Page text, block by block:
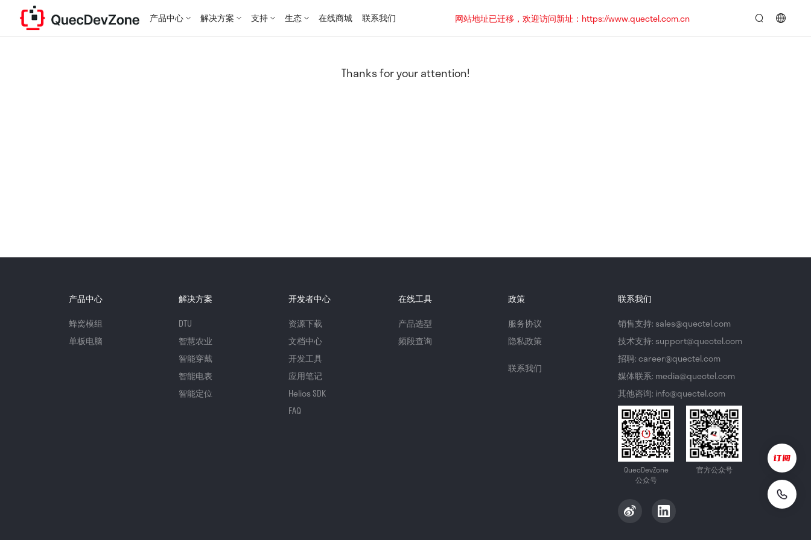
产品中心 解决方案 支持 生态 在线商城 联系我们
网站地址已迁移，欢迎访问新址：https://www.quectel.com.cn
Thanks for your attention!
产品中心
蜂窝模组
单板电脑
解决方案
DTU
智慧农业
智能穿戴
智能电表
智能定位
开发者中心
资源下载
文档中心
开发工具
应用笔记
Helios SDK
FAQ
在线工具
产品选型
频段查询
政策
服务协议
隐私政策
联系我们
联系我们
销售支持: sales@quectel.com
技术支持: support@quectel.com
招聘: career@quectel.com
媒体联系: media@quectel.com
其他咨询: info@quectel.com
QuecDevZone
公众号
官方公众号